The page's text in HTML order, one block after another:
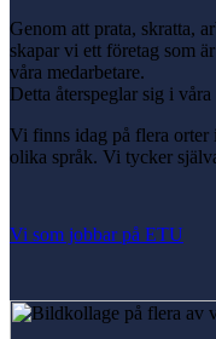
Genom att prata, skratta,
skapar vi ett företag som
våra medarbetare.
Detta återspeglar sig i
Vi finns idag på flera orter
olika språk. Vi tycker
Vi som jobbar på ETU